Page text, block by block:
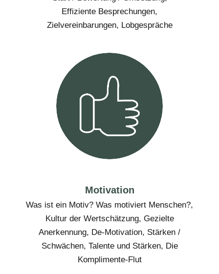
Effiziente Besprechungen,
Zielvereinbarungen, Lobgespräche
Motivation
Was ist ein Motiv? Was motiviert Menschen?,
Kultur der Wertschätzung, Gezielte
Anerkennung, De-Motivation, Stärken /
Schwächen, Talente und Stärken, Die
Komplimente-Flut